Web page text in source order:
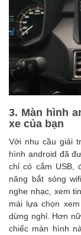
3. Màn hình
xe của bạn
Với nhu cầu giải
hình android đã
chỉ có cắm USB,
năng bắt sóng
nghe nhạc, xem
mái lựa chọn
dừng nghỉ. Hơn
chiếc màn hình